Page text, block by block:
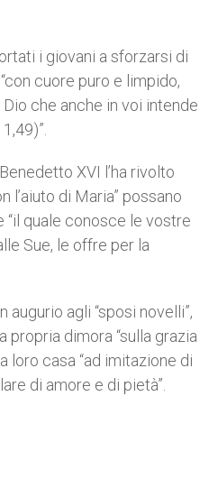
i giovani a sforzarsi di
cuore puro e limpido,
che anche in voi intende
XVI l’ha rivolto
l’aiuto di Maria” possano
“il quale conosce le vostre
Sue, le offre per la
augurio agli “sposi novelli”,
dimora “sulla grazia
loro casa “ad imitazione di
di amore e di pietà”.